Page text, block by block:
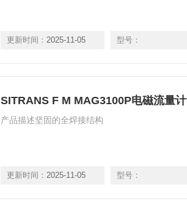
更新时间： 2025-11-05 型号：
SITRANS F M MAG3100P电磁流量计
产品描述坚固的全焊接结构
更新时间： 2025-11-05 型号：